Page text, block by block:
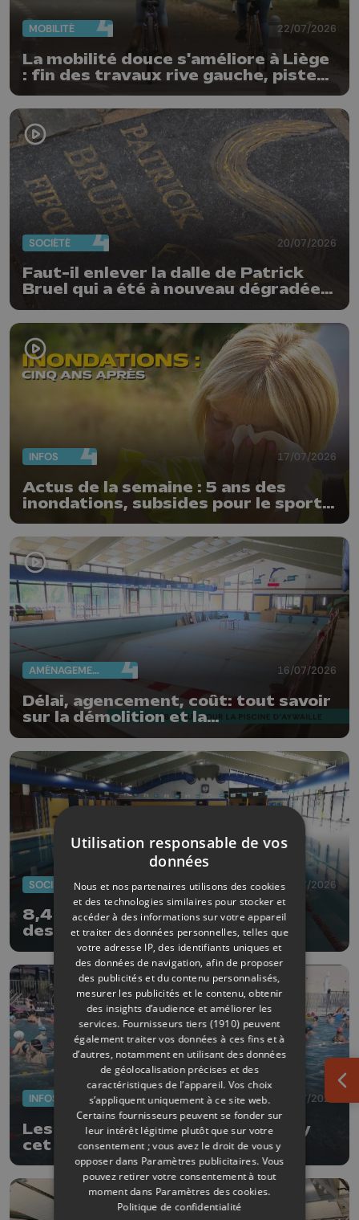
MOBILITÉ 22/07/2026
La mobilité douce s'améliore à Liège
: fin des travaux rive gauche, pistes
cyclo-piétonnes Avroy et
Guillemins...
SOCIÉTÉ 20/07/2026
Faut-il enlever la dalle de Patrick
Bruel qui a été à nouveau dégradée ?
INFOS 17/07/2026
Actus de la semaine : 5 ans des
inondations, subsides pour le sport
et feu d'artifice
AMÉNAGEMENT DU TERRITOIRE 16/07/2026
Délai, agencement, coût: tout savoir
sur la démolition et la
d'Aywaille
SOCIÉTÉ 15/07/2026
8,4 millions pour les rénovations
des piscines d'Aywaille et de
Haccourt
INFOS 15/07/2026
Les enfants privilégiés à Aquahuy
cet été
Utilisation responsable de vos
données
Nous et nos partenaires utilisons des cookies
et des technologies similaires pour stocker et
accéder à des informations sur votre appareil
et traiter des données personnelles, telles que
votre adresse IP, des identifiants uniques et
des données de navigation, afin de proposer
des publicités et du contenu personnalisés,
mesurer les publicités et le contenu, obtenir
des insights d’audience et améliorer les
services. Fournisseurs tiers (1910) peuvent
également traiter vos données à ces fins et à
d’autres, notamment en utilisant des données
de géolocalisation précises et des
caractéristiques de l’appareil. Vos choix
s’appliquent uniquement à ce site web.
Certains fournisseurs peuvent se fonder sur
leur intérêt légitime plutôt que sur votre
consentement ; vous avez le droit de vous y
opposer dans Paramètres publicitaires. Vous
pouvez retirer votre consentement à tout
moment dans Paramètres des cookies.
Politique de confidentialité